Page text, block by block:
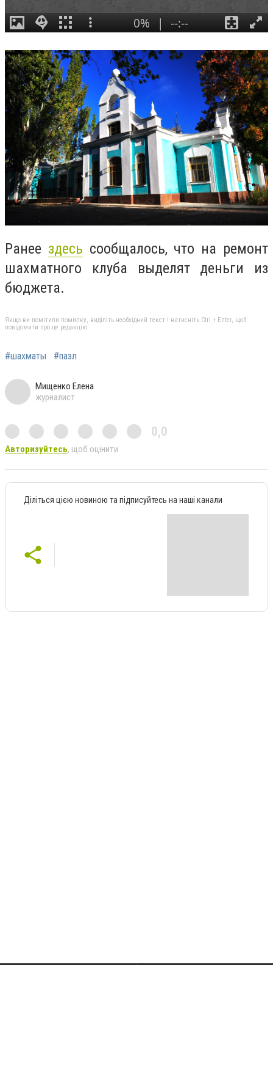
Ранее здесь сообщалось, что на ремонт
шахматного клуба выделят деньги из
бюджета.
Якщо ви помітили помилку, виділіть необхідний текст і натисніть Ctrl + Enter, щоб
повідомити про це редакцію
#шахматы #пазл
Мищенко Елена
журналист
0,0
Авторизуйтесь, щоб оцінити
Діліться цією новиною та підписуйтесь на наші канали